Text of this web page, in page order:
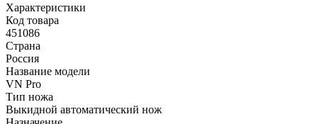
Характеристики
Код товара
451086
Страна
Россия
Название модели
VN Pro
Тип ножа
Выкидной автоматический нож